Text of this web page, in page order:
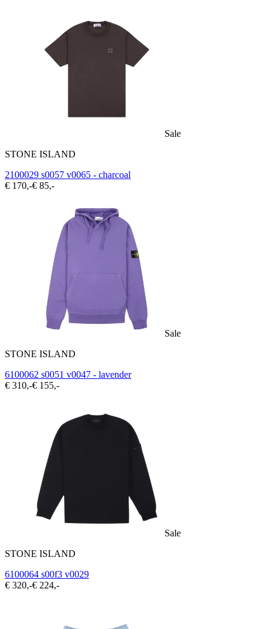
Sale
STONE ISLAND
2100029 s0057 v0065 - charcoal
€ 170,-€ 85,-
Sale
STONE ISLAND
6100062 s0051 v0047 - lavender
€ 310,-€ 155,-
Sale
STONE ISLAND
6100064 s00f3 v0029
€ 320,-€ 224,-